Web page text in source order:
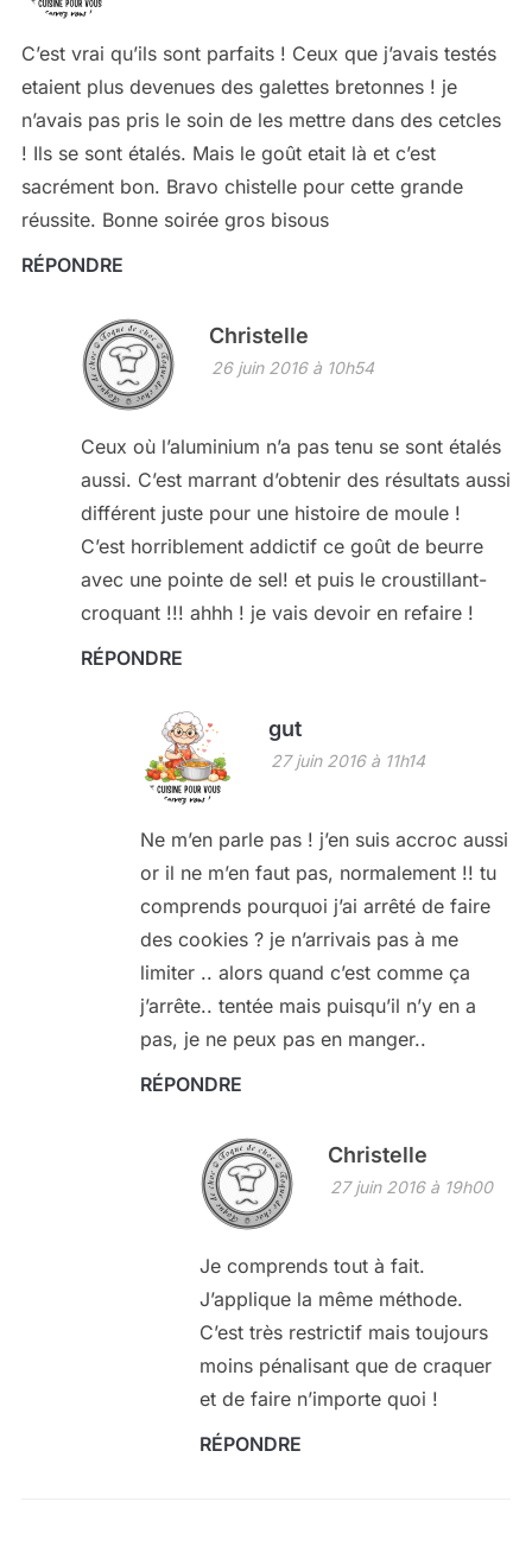
C’est vrai qu’ils sont parfaits ! Ceux que j’avais testés
etaient plus devenues des galettes bretonnes ! je
n’avais pas pris le soin de les mettre dans des cetcles
! Ils se sont étalés. Mais le goût etait là et c’est
sacrément bon. Bravo chistelle pour cette grande
réussite. Bonne soirée gros bisous
RÉPONDRE
Christelle
26 juin 2016 à 10h54
Ceux où l’aluminium n’a pas tenu se sont étalés
aussi. C’est marrant d’obtenir des résultats aussi
différent juste pour une histoire de moule !
C’est horriblement addictif ce goût de beurre
avec une pointe de sel! et puis le croustillant-
croquant !!! ahhh ! je vais devoir en refaire !
RÉPONDRE
gut
27 juin 2016 à 11h14
Ne m’en parle pas ! j’en suis accroc aussi
or il ne m’en faut pas, normalement !! tu
comprends pourquoi j’ai arrêté de faire
des cookies ? je n’arrivais pas à me
limiter .. alors quand c’est comme ça
j’arrête.. tentée mais puisqu’il n’y en a
pas, je ne peux pas en manger..
RÉPONDRE
Christelle
27 juin 2016 à 19h00
Je comprends tout à fait.
J’applique la même méthode.
C’est très restrictif mais toujours
moins pénalisant que de craquer
et de faire n’importe quoi !
RÉPONDRE